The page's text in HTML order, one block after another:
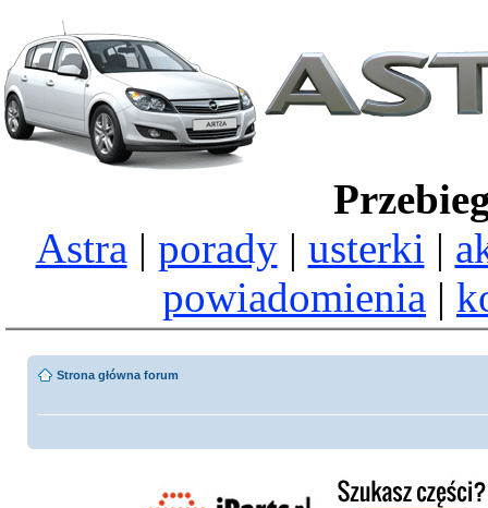
Astra | porady| usterki |
powiadomienia |
Strona główna forum